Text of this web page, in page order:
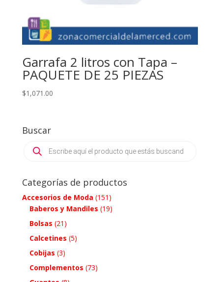
Garrafa 2 litros con Tapa –
PAQUETE DE 25 PIEZAS
$1,071.00
Buscar
search
Categorías de productos
Accesorios de Moda (151)
Baberos y Mandiles (19)
Bolsas (21)
Calcetines (5)
Cobijas (3)
Complementos (73)